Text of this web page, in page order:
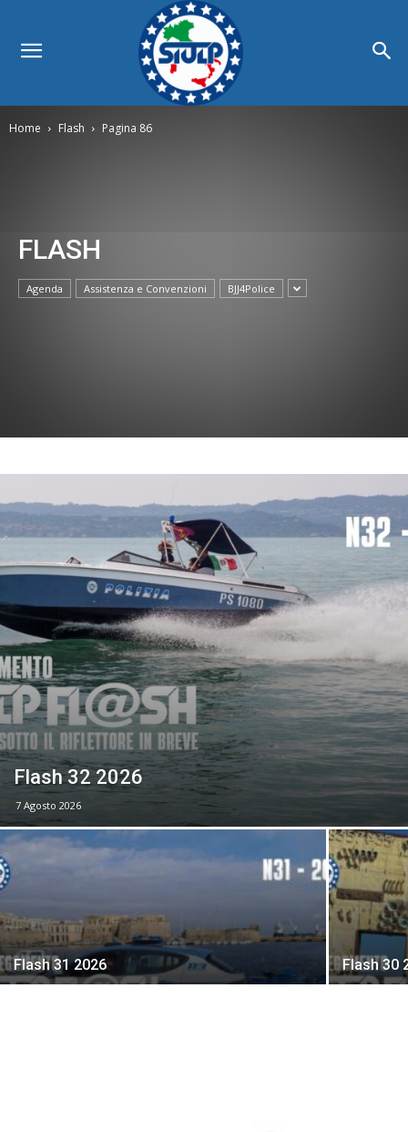
Home Flash Pagina 86
FLASH
Agenda Assistenza e Convenzioni BJJ4Police
Flash 32 2026
7 Agosto 2026
Flash 31 2026 Flash 30